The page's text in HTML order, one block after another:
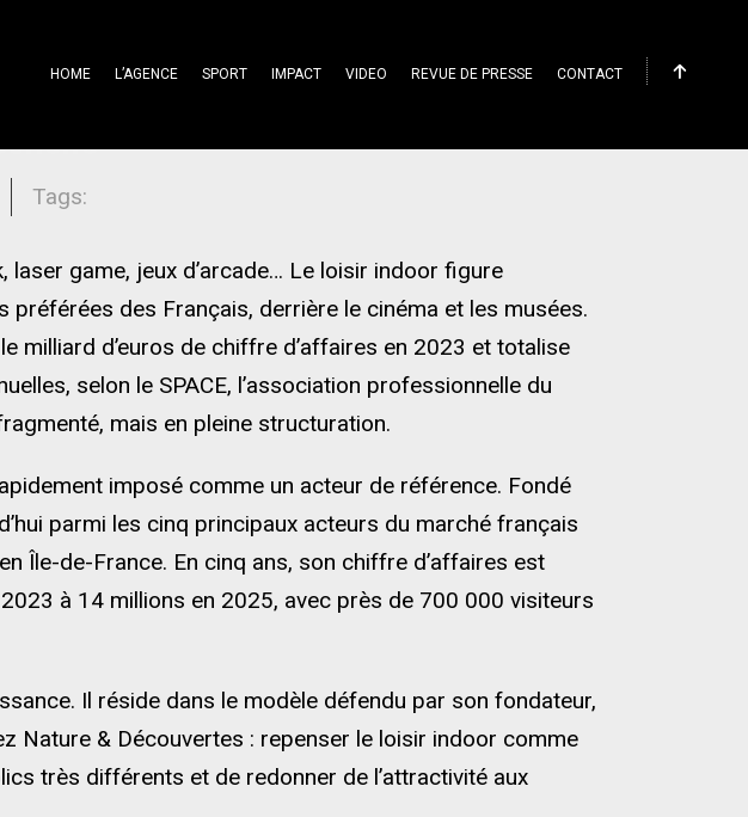
HOME L’AGENCE SPORT IMPACT VIDEO REVUE DE PRESSE CONTACT
Tags:
laser game, jeux d’arcade… Le loisir indoor figure
préférées des Français, derrière le cinéma et les musées.
milliard d’euros de chiffre d’affaires en 2023 et totalise
selon le SPACE, l’association professionnelle du
mais en pleine structuration.
imposé comme un acteur de référence. Fondé
parmi les cinq principaux acteurs du marché français
Île-de-France. En cinq ans, son chiffre d’affaires est
à 14 millions en 2025, avec près de 700 000 visiteurs
Il réside dans le modèle défendu par son fondateur,
Nature & Découvertes : repenser le loisir indoor comme
très différents et de redonner de l’attractivité aux